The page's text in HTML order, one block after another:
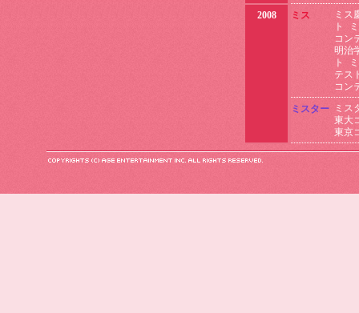
2008 ミス
ミス
ト
コン
明治
ト
テス
コン
ミスター
ミス
東大
東京